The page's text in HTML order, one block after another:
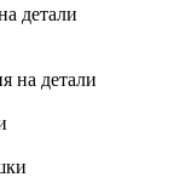
детали